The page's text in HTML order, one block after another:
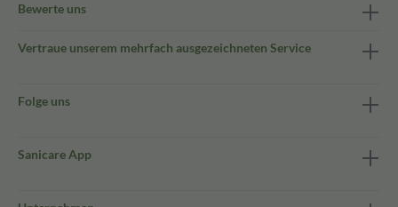
Bewerte uns
Vertraue unserem mehrfach ausgezeichneten Service
Folge uns
Sanicare App